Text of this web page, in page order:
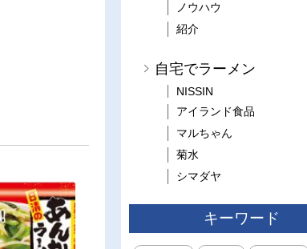
ノウハウ
紹介
自宅でラーメン
NISSIN
アイランド食品
マルちゃん
菊水
シマダヤ
キーワード